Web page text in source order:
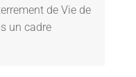
de Vie de
un cadre